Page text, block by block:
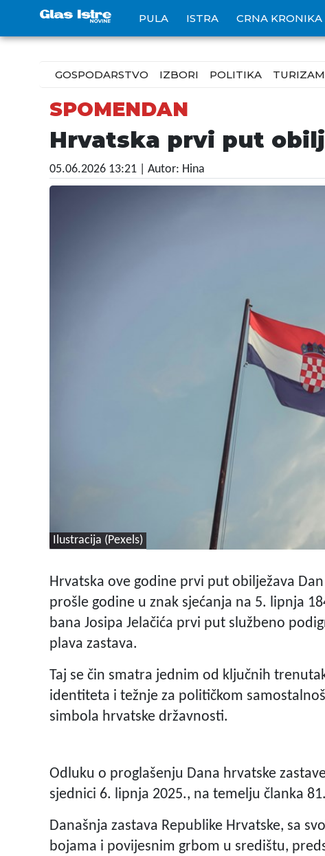
PULA ISTRA CRNA KRONIKA
GOSPODARSTVO IZBORI POLITIKA TURIZAM
SPOMENDAN
Hrvatska prvi put
05.06.2026 13:21 | Autor: Hina
Ilustracija (Pexels)
Hrvatska ove godine prvi put obilježava
prošle godine u znak sjećanja na 5. lipnja
bana Josipa Jelačića prvi put službeno
plava zastava.
Taj se čin smatra jednim od ključnih
identiteta i težnje za političkom
simbola hrvatske državnosti.
Odluku o proglašenju Dana hrvatske
sjednici 6. lipnja 2025., na temelju članka
Današnja zastava Republike Hrvatske, sa
bojama i povijesnim grbom u središtu,